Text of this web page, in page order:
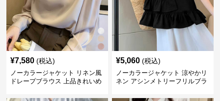
¥7,580 (税込)
ノーカラージャケット リネン風
ドレープブラウス 上品きれいめ
¥5,060 (税込)
ノーカラージャケット 涼やかリ
ネン アシンメトリーフリルブラ